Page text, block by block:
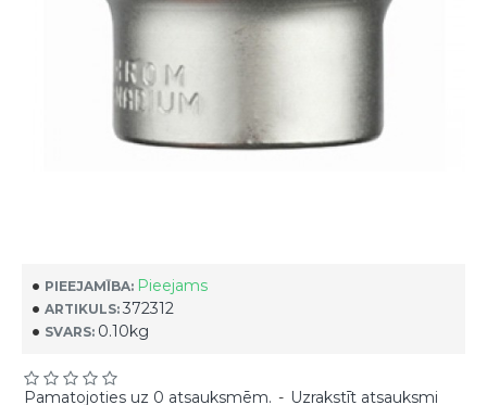
PIEEJAMĪBA: Pieejams
ARTIKULS: 372312
SVARS: 0.10kg
Pamatojoties uz 0 atsauksmēm. - Uzrakstīt atsauksmi